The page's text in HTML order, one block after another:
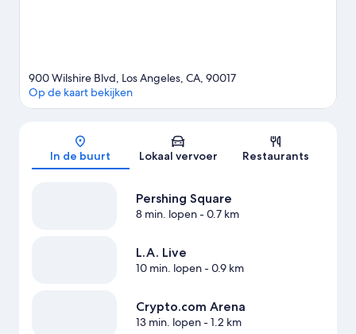
Kaart
900 Wilshire Blvd, Los Angeles, CA, 90017
Op de kaart bekijken
In de buurt Lokaal vervoer Restaurants
Pershing Square
8 min. lopen- 0.7 km
L.A. Live
10 min. lopen- 0.9 km
Crypto.com Arena
13 min. lopen- 1.2 km